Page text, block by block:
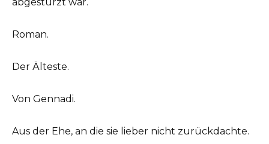
Roman.
Der Älteste.
Von Gennadi.
Aus der Ehe, an die sie lieber nicht zurückdachte.